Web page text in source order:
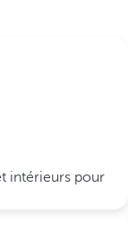
intérieurs pour